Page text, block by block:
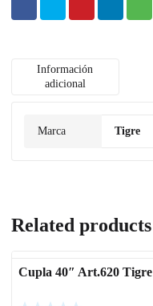
Información
adicional
Marca Tigre
Related products
Cupla 40″ Art.620 Tigre